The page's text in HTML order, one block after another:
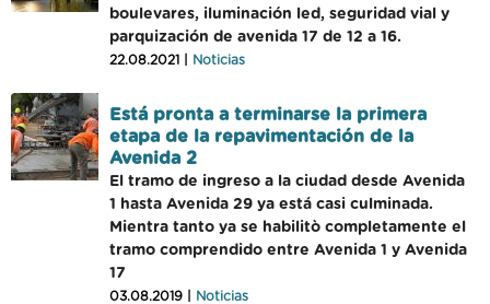
boulevares, iluminación led, seguridad vial y
parquización de avenida 17 de 12 a 16.
22.08.2021 | Noticias
Está pronta a terminarse la primera
etapa de la repavimentación de la
Avenida 2
El tramo de ingreso a la ciudad desde Avenida
1 hasta Avenida 29 ya está casi culminada.
Mientra tanto ya se habilitò completamente el
tramo comprendido entre Avenida 1 y Avenida
17
03.08.2019 | Noticias